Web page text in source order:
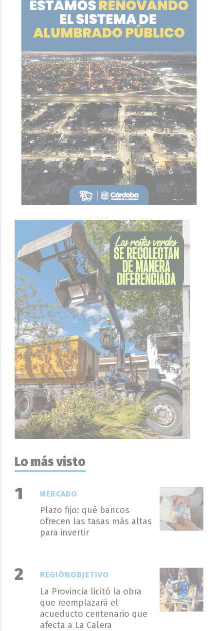
Lo más visto
Plazo fijo: qué bancos
ofrecen las tasas más altas
para invertir
MERCADO
La Provincia licitó la obra
que reemplazará el
acueducto centenario que
afecta a La Calera
REGIÓNOBJETIVO